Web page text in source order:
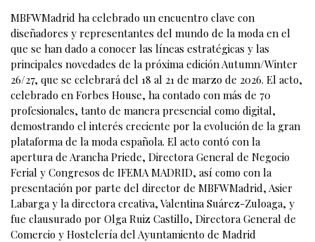
MBFWMadrid ha celebrado un encuentro clave con
diseñadores y representantes del mundo de la moda en el
que se han dado a conocer las líneas estratégicas y las
principales novedades de la próxima edición Autumn/Winter
26/27, que se celebrará del 18 al 21 de marzo de 2026. El acto,
celebrado en Forbes House, ha contado con más de 70
profesionales, tanto de manera presencial como digital,
demostrando el interés creciente por la evolución de la gran
plataforma de la moda española. El acto contó con la
apertura de Arancha Priede, Directora General de Negocio
Ferial y Congresos de IFEMA MADRID, así como con la
presentación por parte del director de MBFWMadrid, Asier
Labarga y la directora creativa, Valentina Suárez-Zuloaga, y
fue clausurado por Olga Ruiz Castillo, Directora General de
Comercio y Hostelería del Ayuntamiento de Madrid